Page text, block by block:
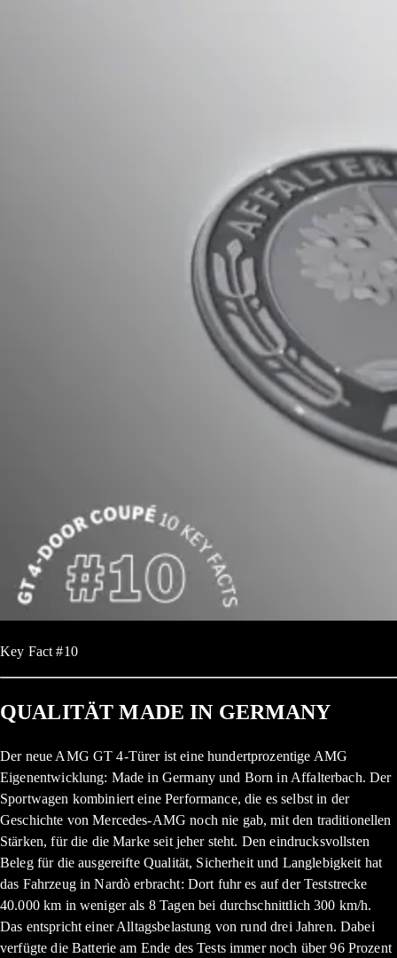
Key Fact #10
QUALITÄT MADE IN GERMANY
Der neue AMG GT 4-Türer ist eine hundertprozentige AMG
Eigenentwicklung: Made in Germany und Born in Affalterbach. Der
Sportwagen kombiniert eine Performance, die es selbst in der
Geschichte von Mercedes-AMG noch nie gab, mit den traditionellen
Stärken, für die die Marke seit jeher steht. Den eindrucksvollsten
Beleg für die ausgereifte Qualität, Sicherheit und Langlebigkeit hat
das Fahrzeug in Nardò erbracht: Dort fuhr es auf der Teststrecke
40.000 km in weniger als 8 Tagen bei durchschnittlich 300 km/h.
Das entspricht einer Alltagsbelastung von rund drei Jahren. Dabei
verfügte die Batterie am Ende des Tests immer noch über 96 Prozent